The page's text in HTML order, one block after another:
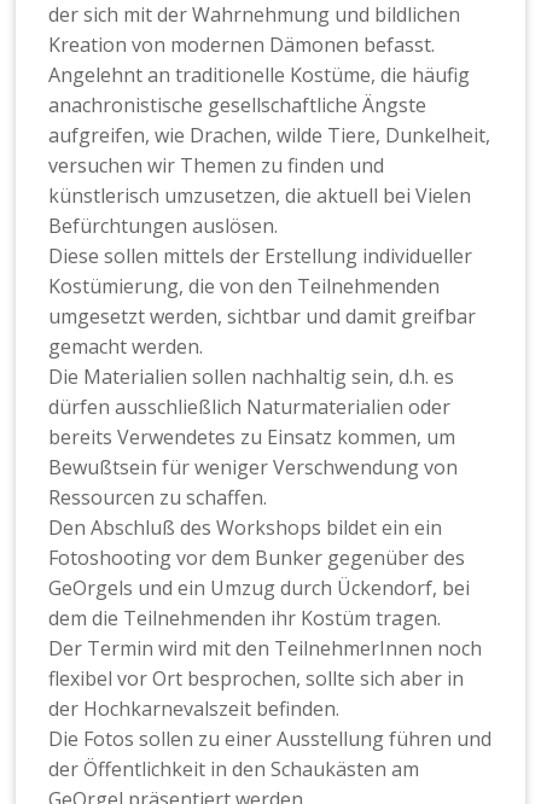
der sich mit der Wahrnehmung und bildlichen
Kreation von modernen Dämonen befasst.
Angelehnt an traditionelle Kostüme, die häufig
anachronistische gesellschaftliche Ängste
aufgreifen, wie Drachen, wilde Tiere, Dunkelheit,
versuchen wir Themen zu finden und
künstlerisch umzusetzen, die aktuell bei Vielen
Befürchtungen auslösen.
Diese sollen mittels der Erstellung individueller
Kostümierung, die von den Teilnehmenden
umgesetzt werden, sichtbar und damit greifbar
gemacht werden.
Die Materialien sollen nachhaltig sein, d.h. es
dürfen ausschließlich Naturmaterialien oder
bereits Verwendetes zu Einsatz kommen, um
Bewußtsein für weniger Verschwendung von
Ressourcen zu schaffen.
Den Abschluß des Workshops bildet ein ein
Fotoshooting vor dem Bunker gegenüber des
GeOrgels und ein Umzug durch Ückendorf, bei
dem die Teilnehmenden ihr Kostüm tragen.
Der Termin wird mit den TeilnehmerInnen noch
flexibel vor Ort besprochen, sollte sich aber in
der Hochkarnevalszeit befinden.
Die Fotos sollen zu einer Ausstellung führen und
der Öffentlichkeit in den Schaukästen am